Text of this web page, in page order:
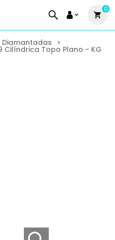
0
Diamantadas >
Cilíndrica Topo Plano - KG